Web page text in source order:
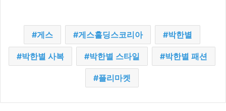
게스 게스홀딩스코리아 박한별
박한별 사복 박한별 스타일 박한별 패션
플리마켓